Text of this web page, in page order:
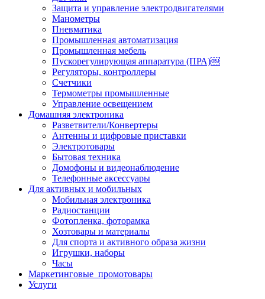
Защита и управление электродвигателями
Манометры
Пневматика
Промышленная автоматизация
Промышленная мебель
Пускорегулирующая аппаратура (ПРА)￼
Регуляторы, контроллеры
Счетчики
Термометры промышленные
Управление освещением
Домашняя электроника
Разветвители/Конвертеры
Антенны и цифровые приставки
Электротовары
Бытовая техника
Домофоны и видеонаблюдение
Телефонные аксессуары
Для активных и мобильных
Мобильная электроника
Радиостанции
Фотопленка, фоторамка
Хозтовары и материалы
Для спорта и активного образа жизни
Игрушки, наборы
Часы
Маркетинговые_промотовары
Услуги